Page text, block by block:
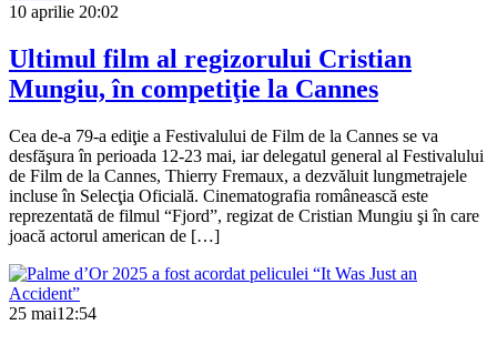
10 aprilie 20:02
Ultimul film al regizorului Cristian
Mungiu, în competiţie la Cannes
Cea de-a 79-a ediţie a Festivalului de Film de la Cannes se va
desfăşura în perioada 12-23 mai, iar delegatul general al Festivalului
de Film de la Cannes, Thierry Fremaux, a dezvăluit lungmetrajele
incluse în Selecţia Oficială. Cinematografia românească este
reprezentată de filmul “Fjord”, regizat de Cristian Mungiu şi în care
joacă actorul american de […]
25 mai12:54